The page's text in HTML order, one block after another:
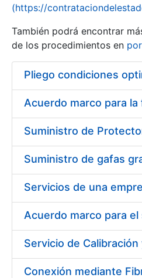
(https://
También podrá encontrar
de los procedimientos en